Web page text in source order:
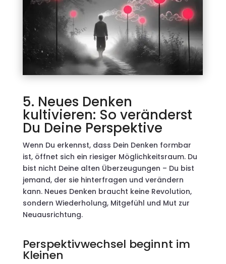
5. Neues Denken
kultivieren: So veränderst
Du Deine Perspektive
Wenn Du erkennst, dass Dein Denken formbar
ist, öffnet sich ein riesiger Möglichkeitsraum. Du
bist nicht Deine alten Überzeugungen – Du bist
jemand, der sie hinterfragen und verändern
kann. Neues Denken braucht keine Revolution,
sondern Wiederholung, Mitgefühl und Mut zur
Neuausrichtung.
Perspektivwechsel beginnt im
Kleinen